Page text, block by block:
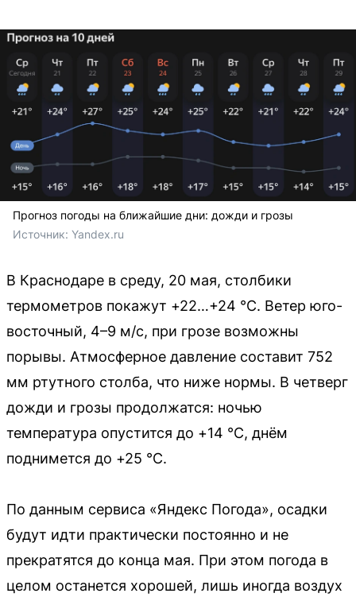
Прогноз погоды на ближайшие дни: дожди и грозы
Источник: Yandex.ru
В Краснодаре в среду, 20 мая, столбики
термометров покажут +22…+24 °С. Ветер юго-
восточный, 4–9 м/с, при грозе возможны
порывы. Атмосферное давление составит 752
мм ртутного столба, что ниже нормы. В четверг
дожди и грозы продолжатся: ночью
температура опустится до +14 °С, днём
поднимется до +25 °С.
По данным сервиса «Яндекс Погода», осадки
будут идти практически постоянно и не
прекратятся до конца мая. При этом погода в
целом останется хорошей, лишь иногда воздух